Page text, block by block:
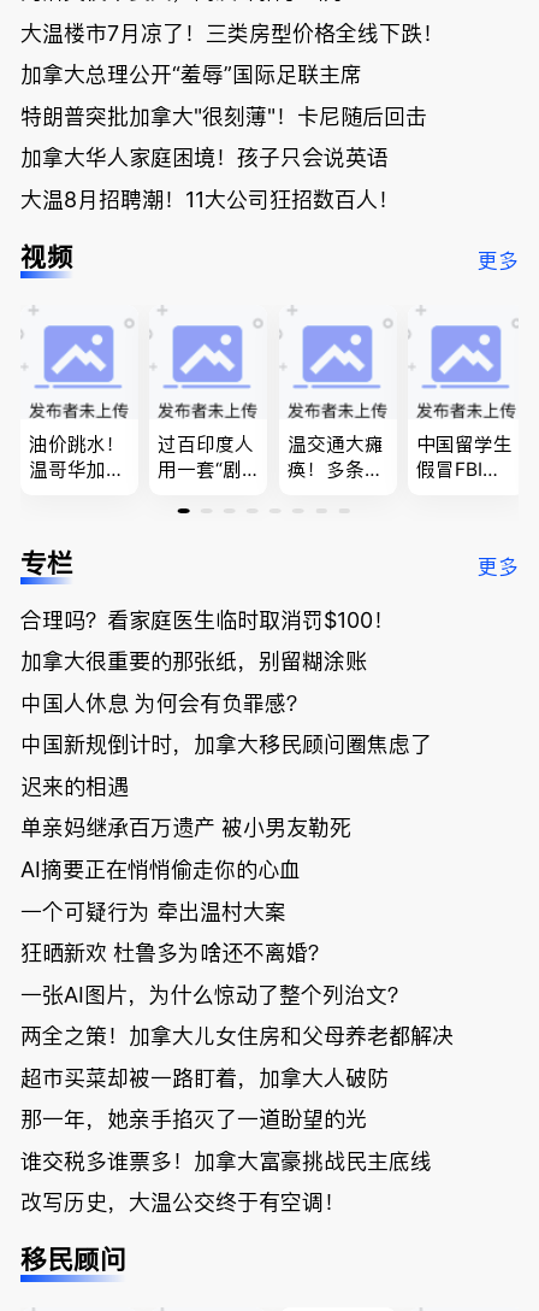
大温楼市7月凉了！三类房型价格全线下跌！
加拿大总理公开“羞辱”国际足联主席
特朗普突批加拿大"很刻薄"！卡尼随后回击
加拿大华人家庭困境！孩子只会说英语
大温8月招聘潮！11大公司狂招数百人！
视频 更多
油价跳水！
温哥华加油
低；免费狂
送50万磅蔬
温“丑陋土
豆日”冲击
吉尼斯纪
录；惨！留
骗光2万美
元，还被卷
入跨国刑案
账户遭封！
过百印度人
用一套“剧
官：太假
欠款多出$1
9万；突
发！无辜男
孩温哥华市
中心被刺身
亡；
温交通大瘫
痪！多条主
底；做顿饭
单；房市崩
盘前兆？加
国租赁市场
恐迎暴跌危
中国留学生
假冒FBI上
夫妻住进殡
专栏 更多
合理吗？看家庭医生临时取消罚$100！
加拿大很重要的那张纸，别留糊涂账
中国人休息 为何会有负罪感？
中国新规倒计时，加拿大移民顾问圈焦虑了
迟来的相遇
单亲妈继承百万遗产 被小男友勒死
AI摘要正在悄悄偷走你的心血
一个可疑行为 牵出温村大案
狂晒新欢 杜鲁多为啥还不离婚？
一张AI图片，为什么惊动了整个列治文？
两全之策！加拿大儿女住房和父母养老都解决
超市买菜却被一路盯着，加拿大人破防
那一年，她亲手掐灭了一道盼望的光
谁交税多谁票多！加拿大富豪挑战民主底线
改写历史，大温公交终于有空调！
移民顾问